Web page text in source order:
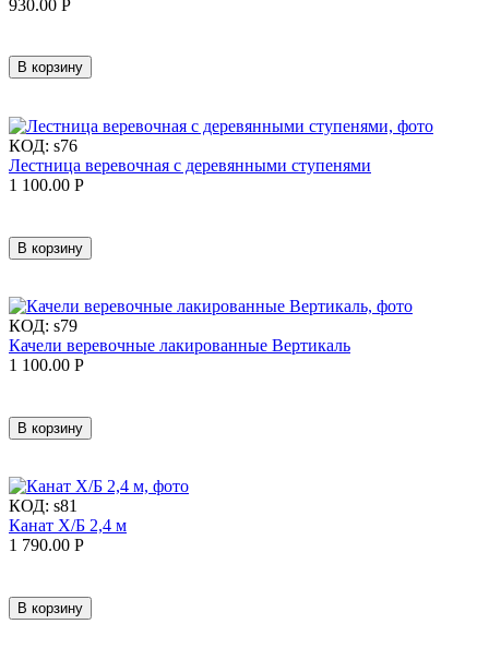
930.00 Р
В корзину
КОД: s76
Лестница веревочная с деревянными ступенями
1 100.00 Р
В корзину
КОД: s79
Качели веревочные лакированные Вертикаль
1 100.00 Р
В корзину
КОД: s81
Канат Х/Б 2,4 м
1 790.00 Р
В корзину